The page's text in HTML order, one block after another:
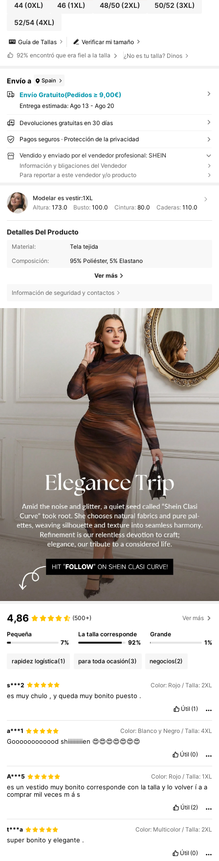
44(0XL) 46 (1XL) 48/50(2XL) 50/52 (3XL)
52/54(4XL)
Verificar mi tamaño
Guía de Tallas
92% encontró que era fiel a la talla ¿No es tu talla? Dinos
Envío a Spain
Envío Gratuito(Pedidos ≥ 9,00€)
Entrega estimada: Ago 13 - Ago 20
Devoluciones gratuitas en 30 días
Pagos seguros · Protección de la privacidad
Vendido y enviado por el vendedor profesional: SHEIN
Información y bligaciones del Vendedor
Para reportar a este vendedor y/o producto
Modelar es vestir:1XL
Altura: 173.0 Busto:100.0 Cintura: 80.0 Caderas: 110.0
Detalles Del Producto
Material:
Tela tejida
Composición:
95% Poliéster, 5% Elastano
Ver más
Información de seguridad y contactos
4,86 (500+) Ver más
Pequeña
7%
La talla corresponde
92%
Grande
1%
rapidez logística(1) para toda ocasión(3) negocios(2)
s***2 Color: Rojo / Talla: 2XL
es muychulo ,yqueda muy bonito puesto .
Útil (1)
a***1 Color: Blanco y Negro / Talla: 4XL
Gooooooooooodshiiiiiiiiiien 😍😍😍😍😍😍😍
Útil (0)
A***5 Color: Rojo / Talla: 1XL
es unvestido muy bonitocorrespondecon latallay lovolver íaa
comprar milveces más
Útil (2)
t***a Color: Multicolor / Talla: 2XL
super bonitoyelegante .
Útil (0)